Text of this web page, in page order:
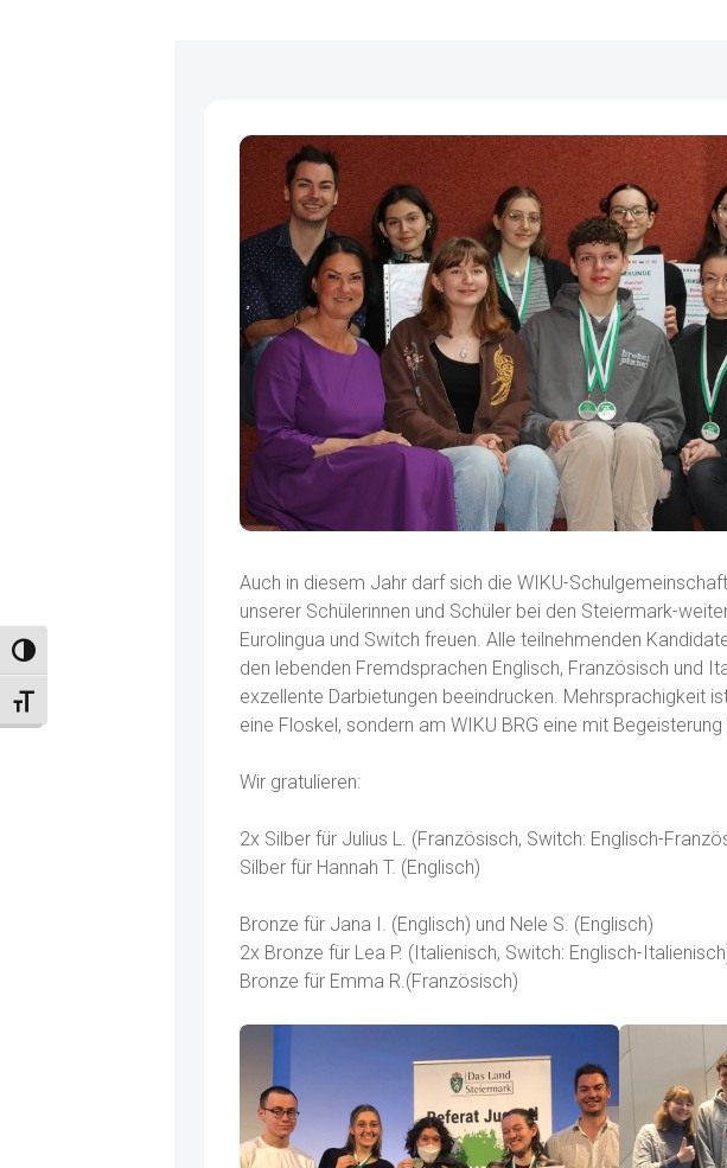
Umschalten auf hohe Kontraste
Schrift vergrößern
Auch in diesem Jahr darf sich die WIKU-
unserer Schülerinnen und Schüler bei den Steiermark-
Eurolingua und Switch freuen. Alle teilnehmenden
den lebenden Fremdsprachen Englisch, Französisch und
exzellente Darbietungen beeindrucken. Mehrsprachigkeit
eine Floskel, sondern am WIKU BRG eine mit
Wir gratulieren:
2x Silber für Julius L. (Französisch, Switch: Englisch-
Silber für Hannah T.
Bronze für Jana I. (Englisch) und Nele S. (Englisch)
2x Bronze für Lea P. (Italienisch, Switch: Englisch-
Bronze für Emma R.(Französisch)